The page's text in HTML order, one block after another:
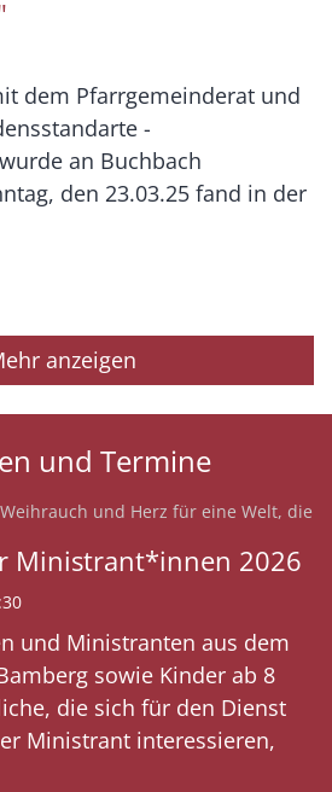
dem Pfarrgemeinderat und
-
an Buchbach
den 23.03.25 fand in der
anzeigen
und Termine
und Herz für eine Welt, die
Ministrant*innen 2026
und Ministranten aus dem
sowie Kinder ab 8
die sich für den Dienst
Ministrant interessieren,